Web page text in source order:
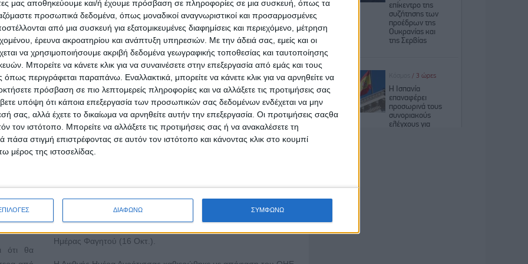
μας αποθηκεύουμε και/ή έχουμε πρόσβαση σε πληροφορίες σε μια συσκευή, όπως τα
προσωπικά δεδομένα, όπως μοναδικοί αναγνωριστικοί και προσαρμοσμένες
από μια συσκευή για εξατομικευμένες διαφημίσεις και περιεχόμενο, μέτρηση
έρευνα ακροατηρίου και ανάπτυξη υπηρεσιών. Με την άδειά σας, εμείς και οι
να χρησιμοποιήσουμε ακριβή δεδομένα γεωγραφικής τοποθεσίας και ταυτοποίησης
Μπορείτε να κάνετε κλικ για να συναινέσετε στην επεξεργασία από εμάς και τους
περιγράφεται παραπάνω. Εναλλακτικά, μπορείτε να κάνετε κλικ για να αρνηθείτε να
πρόσβαση σε πιο λεπτομερείς πληροφορίες και να αλλάξετε τις προτιμήσεις σας
υπόψη ότι κάποια επεξεργασία των προσωπικών σας δεδομένων ενδέχεται να μην
σας, αλλά έχετε το δικαίωμα να αρνηθείτε αυτήν την επεξεργασία. Οι προτιμήσεις σαςθα
τον ιστότοπο. Μπορείτε να αλλάξετε τις προτιμήσεις σας ή να ανακαλέσετε τη
στιγμή επιστρέφοντας σε αυτόν τον ιστότοπο και κάνοντας κλικ στο κουμπί
μέρος της ιστοσελίδας.
ΔΙΑΦΩΝΩ ΣΥΜΦΩΝΩ
1970 ως
Ημέρα
τον
και
της
ότι θα
Διαδικτυακή Ημέρα Αγρότισσας στις 16 Οκτωβρίου 2024
Δημοσιεύθηκε : Τετάρτη, 25 Σεπτεμβρίου 2024 11:06
Την Τετάρτη 16
Οκτωβρίου 2024
στις 20:30,
προσκαλούνται όλες
Σύλλογο Περιφέρειας Αττικής
https://us02web.zoom.us/j/88594231820
), με την ευκαιρία της
Ημέρας Φαγητού (16 Οκτ.).